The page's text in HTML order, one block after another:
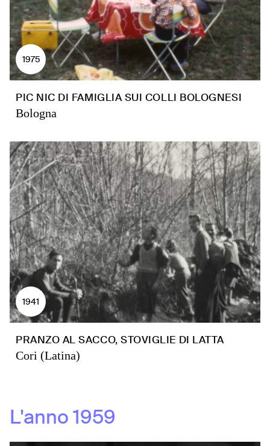
1975
PIC NIC DI FAMIGLIA SUI COLLI BOLOGNESI
Bologna
1941
PRANZO AL SACCO, STOVIGLIE DI LATTA
Cori (Latina)
L'anno1959